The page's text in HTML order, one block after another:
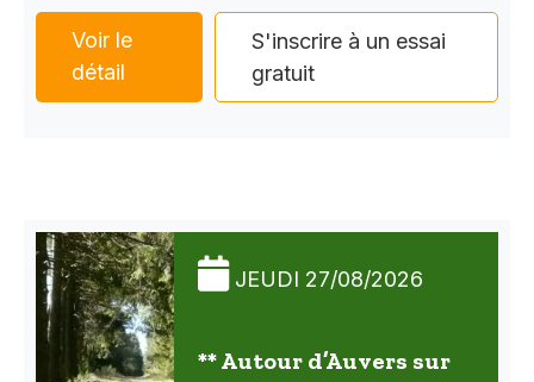
Voir le
détail
S'inscrire à un essai
gratuit
JEUDI 27/08/2026
** Autour d’Auvers sur